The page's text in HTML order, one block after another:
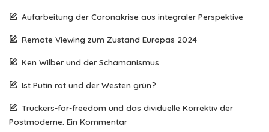
Aufarbeitung der Coronakrise aus integraler Perspektive
Remote Viewing zum Zustand Europas 2024
Ken Wilber und der Schamanismus
Ist Putin rot und der Westen grün?
Truckers-for-freedom und das dividuelle Korrektiv der
Postmoderne. Ein Kommentar